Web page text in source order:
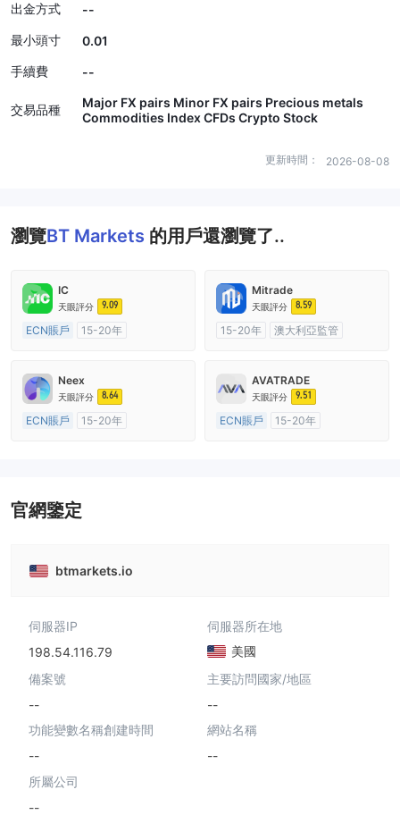
出金方式
--
最小頭寸
0.01
手續費
--
交易品種
Major FX pairs Minor FX pairs Precious metals
Commodities Index CFDs Crypto Stock
更新時間： 2026-08-08
瀏覽BT Markets 的用戶還瀏覽了..
IC
天眼評分 9.09
ECN賬戶
15-20年
主標MT4
Mitrade
天眼評分 8.59
15-20年
澳大利亞監管
Neex
天眼評分 8.64
ECN賬戶
15-20年
AVATRADE
天眼評分 9.51
ECN賬戶
15-20年
官網鑒定
btmarkets.io
伺服器IP
198.54.116.79
伺服器所在地
美國
備案號
--
主要訪問國家/地區
--
功能變數名稱創建時間
--
網站名稱
--
所屬公司
--